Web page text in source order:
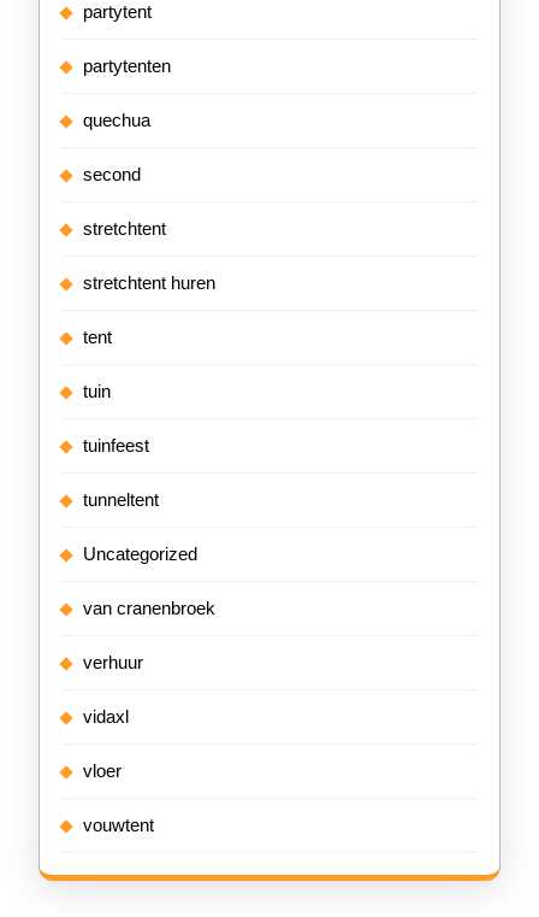
partytent
partytenten
quechua
second
stretchtent
stretchtent huren
tent
tuin
tuinfeest
tunneltent
Uncategorized
van cranenbroek
verhuur
vidaxl
vloer
vouwtent